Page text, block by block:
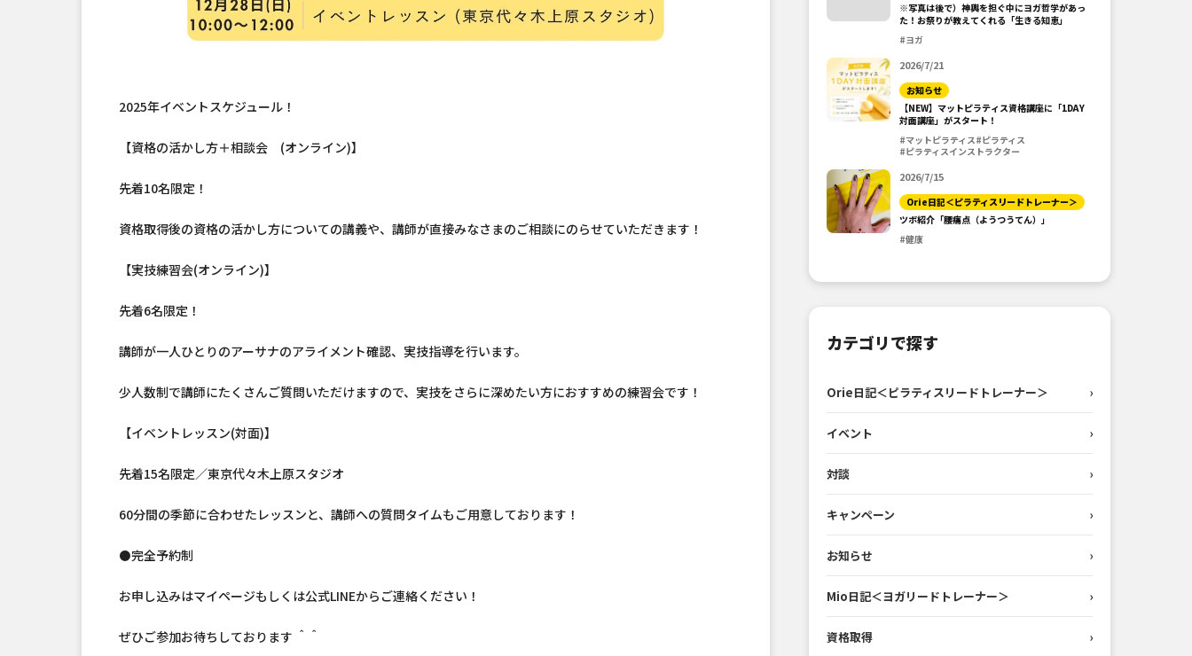
2025年イベントスケジュール！
【資格の活かし方＋相談会 (オンライン)】
先着10名限定！
資格取得後の資格の活かし方についての講義や、講師が直接みなさまのご相談にのらせていただきます！
【実技練習会(オンライン)】
先着6名限定！
講師が一人ひとりのアーサナのアライメント確認、実技指導を行います。
少人数制で講師にたくさんご質問いただけますので、実技をさらに深めたい方におすすめの練習会です！
【イベントレッスン(対面)】
先着15名限定／東京代々木上原スタジオ
60分間の季節に合わせたレッスンと、講師への質問タイムもご用意しております！
⚫完全予約制
お申し込みはマイページもしくは公式LINEからご連絡ください！
ぜひご参加お待ちしております ＾＾
※写真は後で）神輿を担ぐ中にヨガ哲学があっ
た！お祭りが教えてくれる「生きる知恵」
#ヨガ
2026/7/21
お知らせ
【NEW】マットピラティス資格講座に「1DAY
対面講座」がスタート！
#マットピラティス#ピラティス
#ピラティスインストラクター
2026/7/15
Orie日記＜ピラティスリードトレーナー＞
ツボ紹介「腰痛点（ようつうてん）」
#健康
カテゴリで探す
Orie日記＜ピラティスリードトレーナー＞ ›
イベント ›
対談 ›
キャンペーン ›
お知らせ ›
Mio日記＜ヨガリードトレーナー＞ ›
資格取得 ›